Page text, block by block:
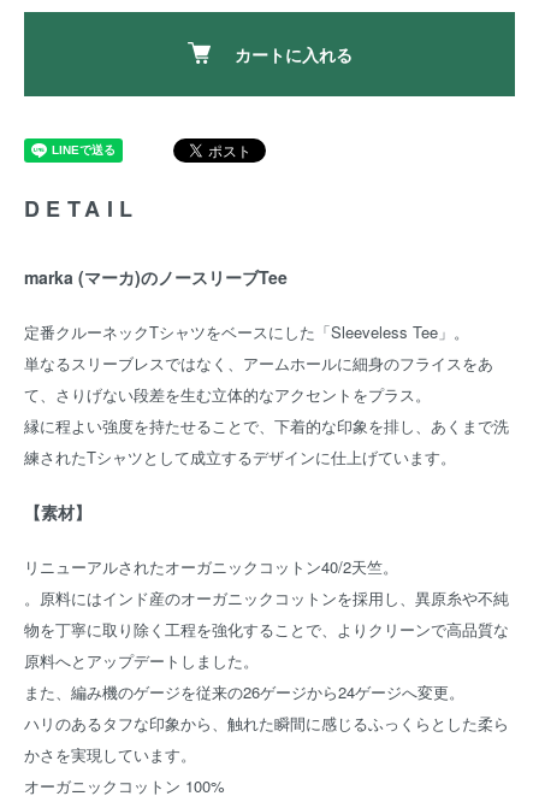
カートに入れる
DETAIL
marka (マーカ)のノースリーブTee
定番クルーネックTシャツをベースにした「Sleeveless Tee」。
単なるスリーブレスではなく、アームホールに細身のフライスをあ
て、さりげない段差を生む立体的なアクセントをプラス。
縁に程よい強度を持たせることで、下着的な印象を排し、あくまで洗
練されたTシャツとして成立するデザインに仕上げています。
【素材】
リニューアルされたオーガニックコットン40/2天竺。
。原料にはインド産のオーガニックコットンを採用し、異原糸や不純
物を丁寧に取り除く工程を強化することで、よりクリーンで高品質な
原料へとアップデートしました。
また、編み機のゲージを従来の26ゲージから24ゲージへ変更。
ハリのあるタフな印象から、触れた瞬間に感じるふっくらとした柔ら
かさを実現しています。
オーガニックコットン 100%